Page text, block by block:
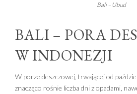
Bali – Ubud
BALI – PORA
W INDONEZJI
W porze deszczowej, trwającej od
znacząco rośnie liczba dni z opadami,